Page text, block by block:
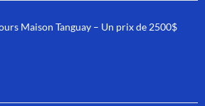
Maison Tanguay – Un prix de 2500$